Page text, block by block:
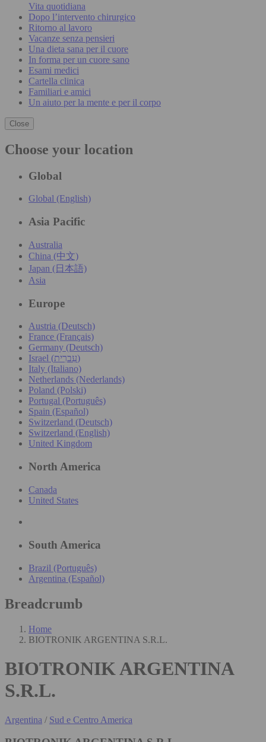
Vita quotidiana
Dopo l’intervento chirurgico
Ritorno al lavoro
Vacanze senza pensieri
Una dieta sana per il cuore
In forma per un cuore sano
Esami medici
Cartella clinica
Familiari e amici
Un aiuto per la mente e per il corpo
Close
Choose your location
Global
Global (English)
Asia Pacific
Australia
China (中文)
Japan (日本語)
Asia
Europe
Austria (Deutsch)
France (Français)
Germany (Deutsch)
Israel (עִברִית)
Italy (Italiano)
Netherlands (Nederlands)
Poland (Polski)
Portugal (Português)
Spain (Español)
Switzerland (Deutsch)
Switzerland (English)
United Kingdom
North America
Canada
United States
South America
Brazil (Português)
Argentina (Español)
Breadcrumb
Home
BIOTRONIK ARGENTINA S.R.L.
BIOTRONIK ARGENTINA
S.R.L.
Argentina / Sud e Centro America